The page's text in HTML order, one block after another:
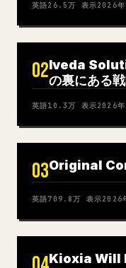
英語26.5万 表示2026
02Iveda
の裏にある
英語10.3万 表示2026
03Original
英語709.8万 表示2026
Kioxia Will